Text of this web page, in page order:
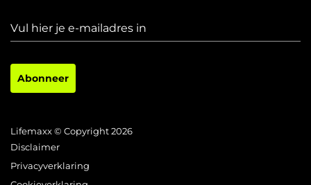
Abonneer
Lifemaxx © Copyright 2026
Disclaimer
Privacyverklaring